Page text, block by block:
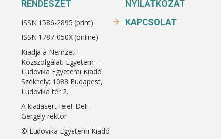
RENDÉSZET
ISSN 1586-2895 (print)
ISSN 1787-050X (online)
Kiadja a Nemzeti
Közszolgálati Egyetem –
Ludovika Egyetemi Kiadó
Székhely: 1083 Budapest,
Ludovika tér 2.
A kiadásért felel: Deli
Gergely rektor
© Ludovika Egyetemi Kiadó
NYILATKOZAT
KAPCSOLAT